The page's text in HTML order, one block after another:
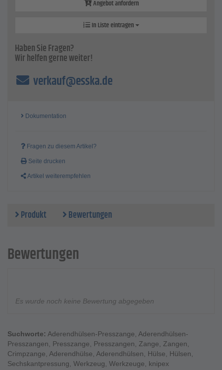
Angebot anfordern
In Liste eintragen
Haben Sie Fragen?
Wir helfen gerne weiter!
verkauf@esska.de
Dokumentation
Fragen zu diesem Artikel?
Seite drucken
Artikel weiterempfehlen
Produkt Bewertungen
Bewertungen
Es wurde noch keine Bewertung abgegeben
Suchworte: Aderendhülsen-Presszange, Aderendhülsen-
Presszangen, Presszange, Presszangen, Zange, Zangen,
Crimpzange, Aderendhülse, Aderendhülsen, Hülse, Hülsen,
Sechskantpressung, Werkzeug, Werkzeuge, knipex